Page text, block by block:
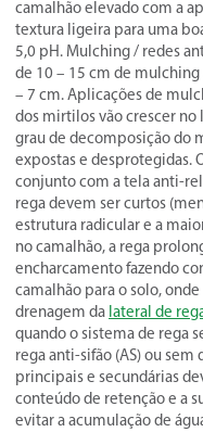
camalhão elevado com a
textura ligeira para uma
5,0 pH. Mulching / redes
de 10 – 15 cm de
– 7 cm. Aplicações de
dos mirtilos vão crescer
grau de decomposição do
expostas e desprotegidas.
conjunto com a tela anti-
rega devem ser curtos
estrutura radicular e a
no camalhão, a rega
encharcamento fazendo
camalhão para o solo,
drenagem da lateral de
quando o sistema de rega
rega anti-sifão (AS) ou sem
principais e secundárias
conteúdo de retenção e a
evitar a acumulação de